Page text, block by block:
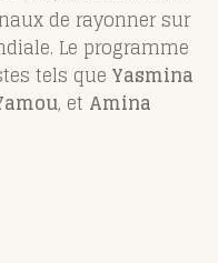
de rayonner sur
Le programme
tels que Yasmina
, et Amina